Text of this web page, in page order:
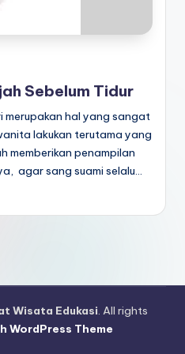
Sebelum Tidur
merupakan hal yang sangat
lakukan terutama yang
memberikan penampilan
agar sang suami selalu…
Wisata Edukasi. All rights
WordPress Theme